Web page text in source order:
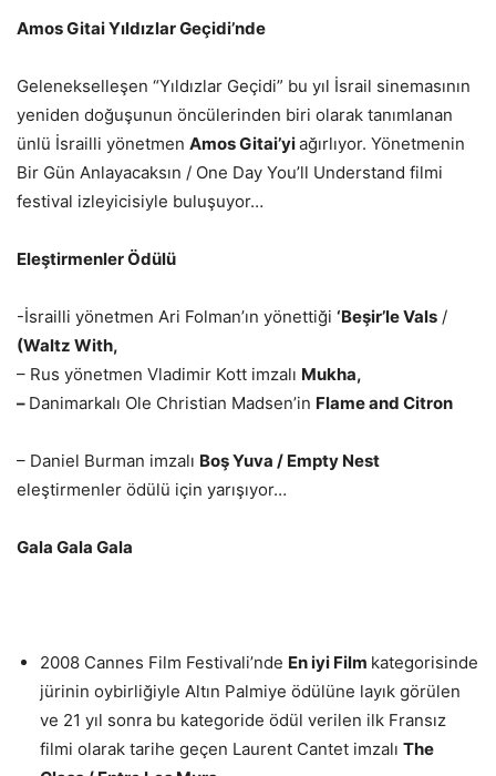
Amos Gitai Yıldızlar Geçidi’nde
Gelenekselleşen “Yıldızlar Geçidi” bu yıl İsrail sinemasının
yeniden doğuşunun öncülerinden biri olarak tanımlanan
ünlü İsrailli yönetmen Amos Gitai’yiağırlıyor. Yönetmenin
Bir Gün Anlayacaksın / One Day You’ll Understand filmi
festival izleyicisiyle buluşuyor…
Eleştirmenler Ödülü
-İsrailli yönetmen Ari Folman’ın yönettiği ‘Beşir’le Vals /
(Waltz With,
– Rus yönetmen Vladimir Kott imzalı Mukha,
– Danimarkalı Ole Christian Madsen’in Flame and Citron
– Daniel Burman imzalı Boş Yuva / Empty Nest
eleştirmenler ödülü için yarışıyor…
Gala Gala Gala
2008 Cannes Film Festivali’nde En iyi Film kategorisinde
jürinin oybirliğiyle Altın Palmiye ödülüne layık görülen
ve 21 yıl sonra bu kategoride ödül verilen ilk Fransız
filmi olarak tarihe geçen Laurent Cantet imzalı The